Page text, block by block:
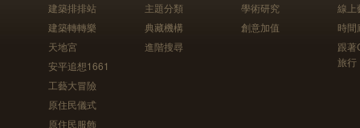
建築排排站
建築轉轉樂
天地宮
安平追想1661
工藝大冒險
原住民儀式
原住民服飾
主題分類
典藏機構
進階搜尋
學術研究
創意加值
線上
時間
跟
旅行